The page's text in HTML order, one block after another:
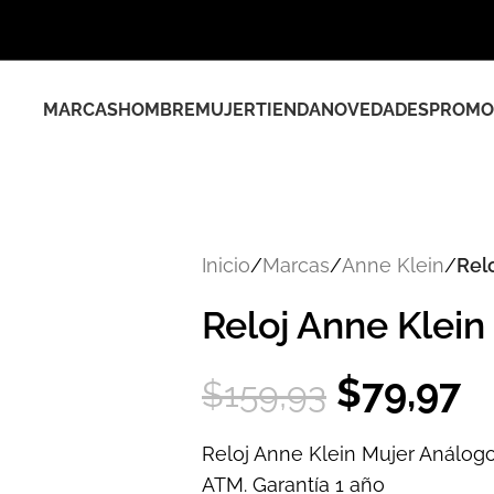
MARCASHOMBREMUJERTIENDANOVEDADES
Inicio/Marcas/Anne Klein/
Reloj Anne Klein
$159,93 $79,97
Reloj Anne Klein Mujer
ATM. Garantía 1 año